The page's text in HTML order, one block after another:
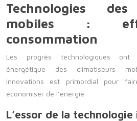
Technologies
mobiles :
consommation
Les progrès technologiques ont
énergétique des climatiseurs
innovations est primordial pour
économiser de l’énergie.
L’essor de la